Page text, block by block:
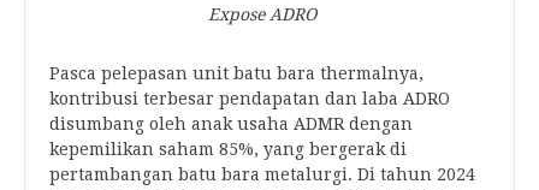
Expose ADRO
Pasca pelepasan unit batu bara thermalnya,
kontribusi terbesar pendapatan dan laba ADRO
disumbang oleh anak usaha ADMR dengan
kepemilikan saham 85%, yang bergerak di
pertambangan batu bara metalurgi. Di tahun 2024